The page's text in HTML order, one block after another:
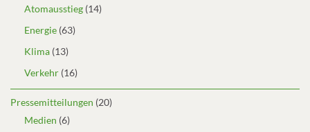
Atomausstieg (14)
Energie (63)
Klima (13)
Verkehr (16)
Pressemitteilungen (20)
Medien (6)